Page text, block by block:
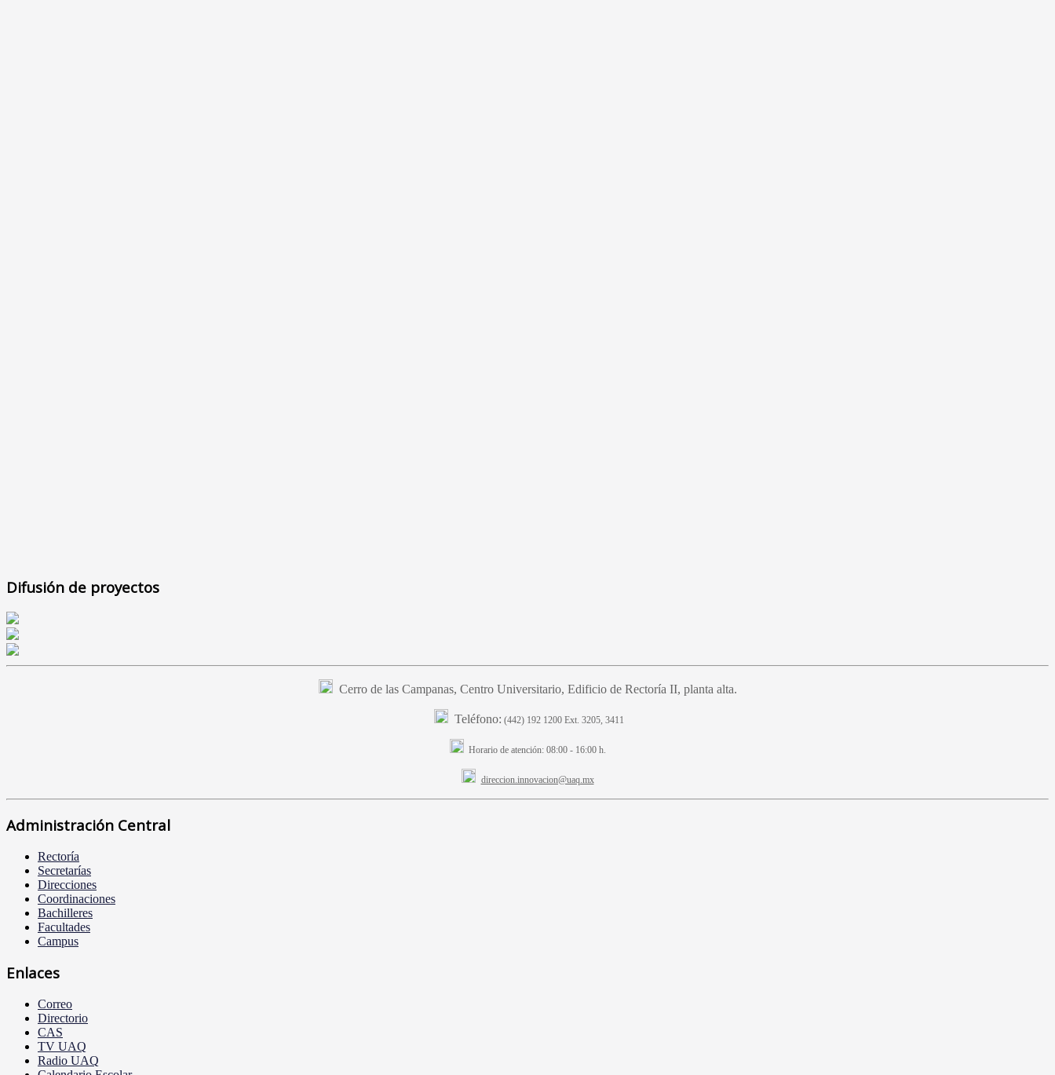
Difusión de proyectos
Cerro de las Campanas, Centro Universitario, Edificio de Rectoría II, planta alta.
Teléfono: (442) 192 1200 Ext. 3205, 3411
Horario de atención:08:00 - 16:00 h.
direccion.innovacion@uaq.mx
Administración Central
Rectoría
Secretarías
Direcciones
Coordinaciones
Bachilleres
Facultades
Campus
Enlaces
Correo
Directorio
CAS
TV UAQ
Radio UAQ